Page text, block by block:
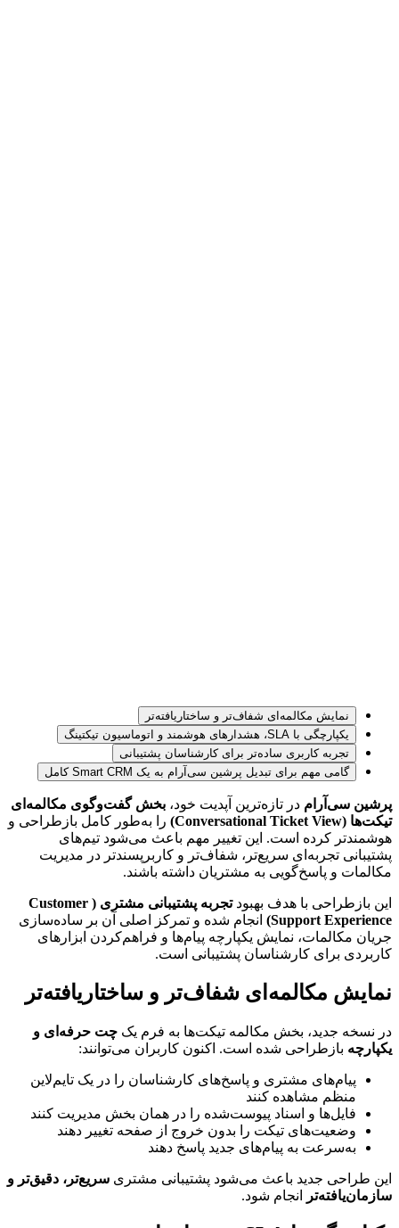
نمایش مکالمه‌ای شفاف‌تر و ساختاریافته‌تر
یکپارچگی با SLA، هشدارهای هوشمند و اتوماسیون تیکتینگ
تجربه کاربری ساده‌تر برای کارشناسان پشتیبانی
گامی مهم برای تبدیل پرشین سی‌آر‌ام به یک Smart CRM کامل
پرشین سی‌آر‌ام در تازه‌ترین آپدیت خود،
تیکت‌ها (Conversational Ticket View)
مکالمات و پاسخ‌گویی به مشتریان داشته باشند.
این بازطراحی با هدف بهبود
تجربه پشتیبانی مشتری (Customer
Support Experience)
کاربردی برای کارشناسان پشتیبانی است.
نمایش مکالمه‌ای شفاف‌تر و ساختاریافته‌تر
در نسخه جدید، بخش مکالمه تیکت‌ها به فرم یک
یکپارچه بازطراحی شده است. اکنون کاربران می‌توانند:
منظم مشاهده کنند
فایل‌ها و اسناد پیوست‌شده را در همان بخش مدیریت کنند
وضعیت‌های تیکت را بدون خروج از صفحه تغییر دهند
به‌سرعت به پیام‌های جدید پاسخ دهند
این طراحی جدید باعث می‌شود پشتیبانی مشتری
سازمان‌یافته‌تر
انجام شود.